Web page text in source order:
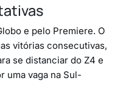
e pelo Premiere. O
vitórias consecutivas,
se distanciar do Z4 e
uma vaga na Sul-